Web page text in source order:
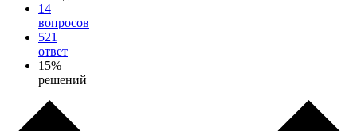
14
вопросов
521
ответ
15%
решений